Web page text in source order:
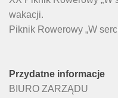
wakacji.
Piknik Rowerowy „W
Przydatne informacje
BIURO ZARZĄDU